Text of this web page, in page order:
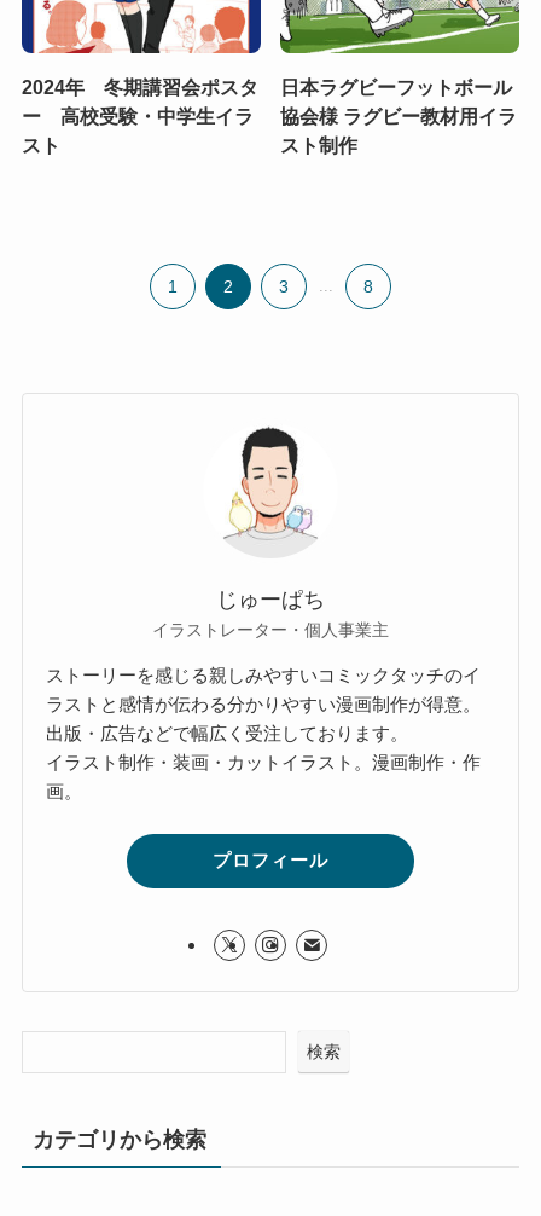
2024年 冬期講習会ポスタ
ー 高校受験・中学生イラ
スト
日本ラグビーフットボール
協会様 ラグビー教材用イラ
スト制作
1 2 3 ... 8
じゅーぱち
イラストレーター・個人事業主
ストーリーを感じる親しみやすいコミックタッチのイ
ラストと感情が伝わる分かりやすい漫画制作が得意。
出版・広告などで幅広く受注しております。
イラスト制作・装画・カットイラスト。漫画制作・作
画。
プロフィール
検索
カテゴリから検索